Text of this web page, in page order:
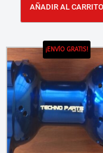
AÑADIR AL CARRITO
¡ENVÍO GRATIS!